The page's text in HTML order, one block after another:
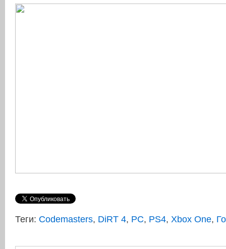
Теги: Codemasters, DiRT 4, PC, PS4, Xbox One,